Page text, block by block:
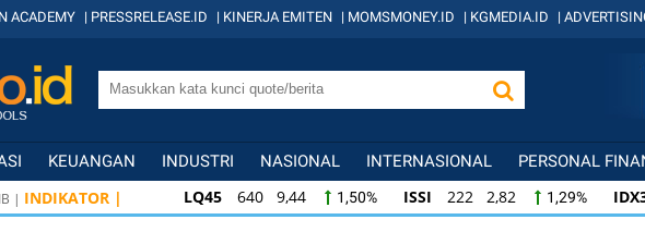
ACADEMY | PRESSRELEASE.ID | KINERJA EMITEN | MOMSMONEY.ID | KGMEDIA.ID |
KEUANGAN INDUSTRI NASIONAL INTERNASIONAL PERSONAL
| INDIKATOR | LQ45 640 9,44 1,50% ISSI 222 2,82 1,29%
ISSI
222 2,82 1,29% IDX30 359 5,14 1,45%